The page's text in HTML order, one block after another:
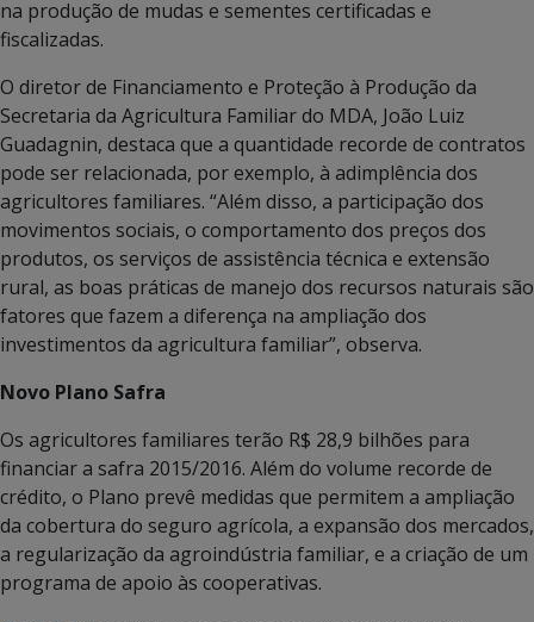
na produção de mudas e sementes certificadas e
fiscalizadas.
O diretor de Financiamento e Proteção à Produção da
Secretaria da Agricultura Familiar do MDA, João Luiz
Guadagnin, destaca que a quantidade recorde de contratos
pode ser relacionada, por exemplo, à adimplência dos
agricultores familiares. “Além disso, a participação dos
movimentos sociais, o comportamento dos preços dos
produtos, os serviços de assistência técnica e extensão
rural, as boas práticas de manejo dos recursos naturais são
fatores que fazem a diferença na ampliação dos
investimentos da agricultura familiar”, observa.
Novo Plano Safra
Os agricultores familiares terão R$ 28,9 bilhões para
financiar a safra 2015/2016. Além do volume recorde de
crédito, o Plano prevê medidas que permitem a ampliação
da cobertura do seguro agrícola, a expansão dos mercados,
a regularização da agroindústria familiar, e a criação de um
programa de apoio às cooperativas.